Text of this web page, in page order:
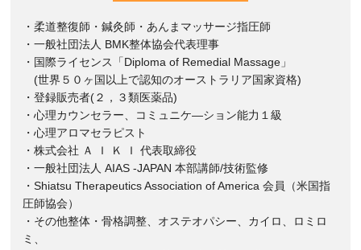
・柔道整復師・鍼灸師・あんまマッサージ指圧師
・一般社団法人 BMK整体協会代表理事
・国際ライセンス「Diploma of Remedial Massage」
(世界５０ヶ国以上で認知のオーストラリア国家資格)
・登録販売者(２，３類医薬品)
・心理カウンセラー、コミュニケ―ション能力１級
・心理アロマセラピスト
・株式会社 Ａ Ｉ Ｋ Ｉ 代表取締役
・一般社団法人 AIAS -JAPAN 本部講師/技術監修
・Shiatsu Therapeutics Association of America 会員（米国指
圧師協会）
・その他整体・骨格調整、オステオパシー、カイロ、ロミロ
ミ、